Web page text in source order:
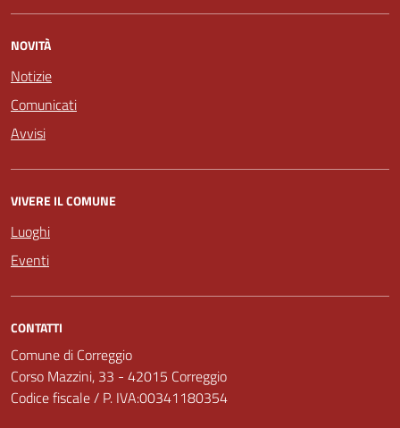
NOVITÀ
Notizie
Comunicati
Avvisi
VIVERE IL COMUNE
Luoghi
Eventi
CONTATTI
Comune di Correggio
Corso Mazzini, 33 - 42015 Correggio
Codice fiscale / P. IVA:00341180354